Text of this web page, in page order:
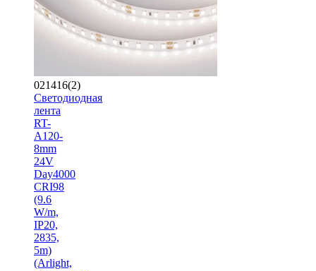
021416(2)
Светодиодная
лента
RT-
A120-
8mm
24V
Day4000
CRI98
(9.6
W/m,
IP20,
2835,
5m)
(Arlight,